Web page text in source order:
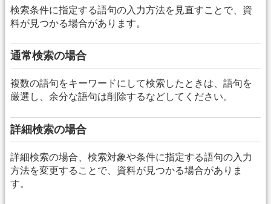
検索条件に指定する語句の入力方法を見直すことで、資
料が見つかる場合があります。
通常検索の場合
複数の語句をキーワードにして検索したときは、語句を
厳選し、余分な語句は削除するなどしてください。
詳細検索の場合
詳細検索の場合、検索対象や条件に指定する語句の入力
方法を変更することで、資料が見つかる場合がありま
す。